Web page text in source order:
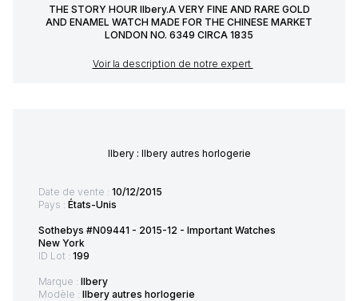
THE STORY HOUR Ilbery.A VERY FINE AND RARE GOLD
AND ENAMEL WATCH MADE FOR THE CHINESE MARKET
LONDON NO. 6349 CIRCA 1835
Voir la description de notre expert
Ilbery : Ilbery autres horlogerie
Date de vente : 10/12/2015
Pays : États-Unis
Sothebys #N09441 - 2015-12 - Important Watches
New York
ID Lot : 199
Marque : Ilbery
Modèle : Ilbery autres horlogerie